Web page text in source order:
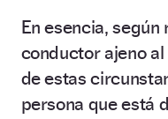
En esencia,
conductor ajeno
de estas
persona que está